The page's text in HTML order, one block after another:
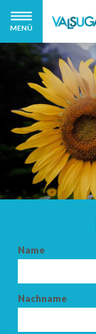
MENÜ
Name
Nachname